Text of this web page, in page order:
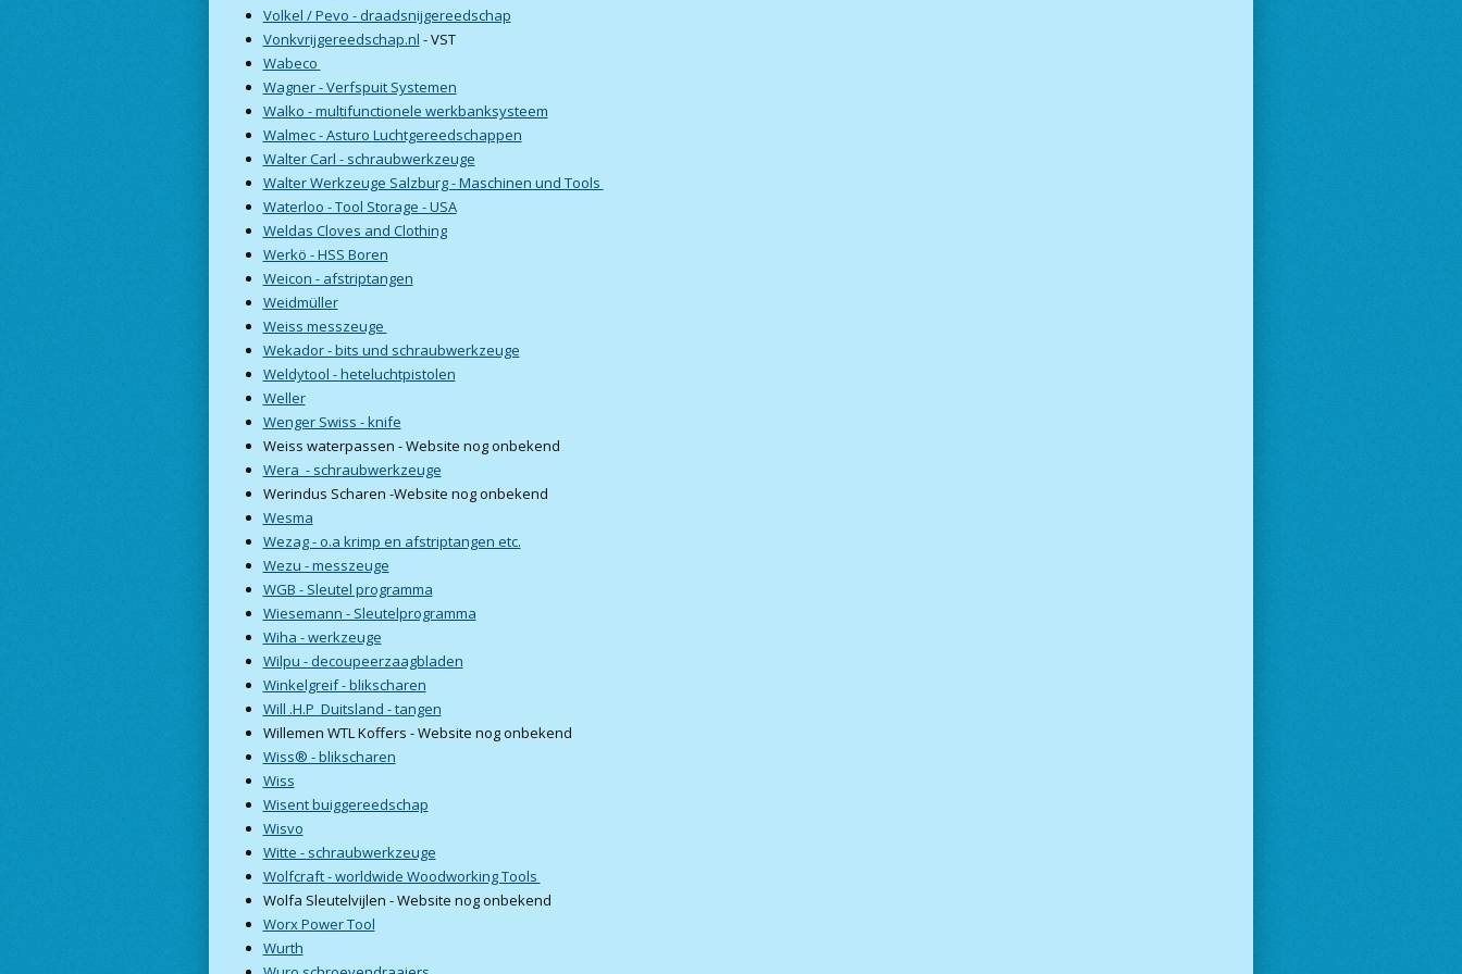
Volkel / Pevo - draadsnijgereedschap
Vonkvrijgereedschap.nl - VST
Wabeco
Wagner - Verfspuit Systemen
Walko - multifunctionele werkbanksysteem
Walmec - Asturo Luchtgereedschappen
Walter Carl - schraubwerkzeuge
Walter Werkzeuge Salzburg - Maschinen und Tools
Waterloo - Tool Storage - USA
Weldas Cloves and Clothing
Werkö - HSS Boren
Weicon - afstriptangen
Weidmüller
Weiss messzeuge
Wekador - bits und schraubwerkzeuge
Weldytool - heteluchtpistolen
Weller
Wenger Swiss - knife
Weiss waterpassen - Website nog onbekend
Wera - schraubwerkzeuge
Werindus Scharen -Website nog onbekend
Wesma
Wezag - o.a krimp en afstriptangen etc.
Wezu - messzeuge
WGB - Sleutel programma
Wiesemann - Sleutelprogramma
Wiha - werkzeuge
Wilpu - decoupeerzaagbladen
Winkelgreif - blikscharen
Will .H.P Duitsland - tangen
Willemen WTL Koffers - Website nog onbekend
Wiss® - blikscharen
Wiss
Wisent buiggereedschap
Wisvo
Witte - schraubwerkzeuge
Wolfcraft - worldwide Woodworking Tools
Wolfa Sleutelvijlen - Website nog onbekend
Worx Power Tool
Wurth